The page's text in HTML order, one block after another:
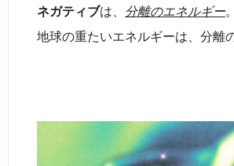
ネガティブは、 分離のエネルギー。
地球の重たいエネルギーは、分離